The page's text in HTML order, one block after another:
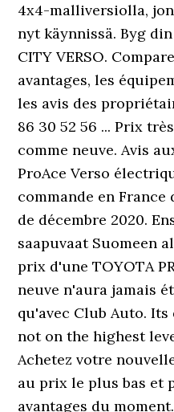
4x4-malliversiolla,
nyt käynnissä. Byg
CITY VERSO.
avantages, les
les avis des
86 30 52 56 ... Prix
comme neuve. Avis
ProAce Verso
commande en
de décembre 2020.
saapuvaat Suomeen
prix d'une TOYOTA
neuve n'aura jamais
qu'avec Club Auto.
not on the highest
Achetez votre
au prix le plus bas et
avantages du moment.